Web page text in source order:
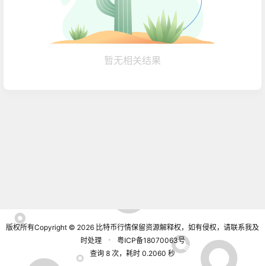
暂无相关结果
版权所有Copyright © 2026 比特币行情保留资源解释权，如有侵权，请联系我及
时处理
・
粤ICP备18070063号
查询 8 次，耗时 0.2060 秒